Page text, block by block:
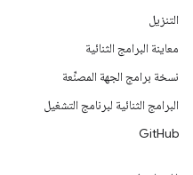
التنزيل
معاينة البرامج الثنائية
نسخة برامج الجهة المصنِّعة
البرامج الثنائية لبرنامج التشغيل
GitHub